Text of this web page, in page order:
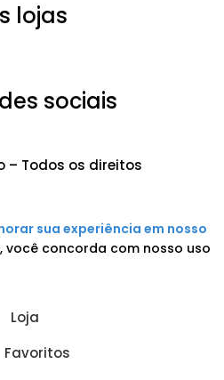
lojas
sociais
– Todos os direitos
sua experiência em nosso
você concorda com nosso uso
Loja
Favoritos